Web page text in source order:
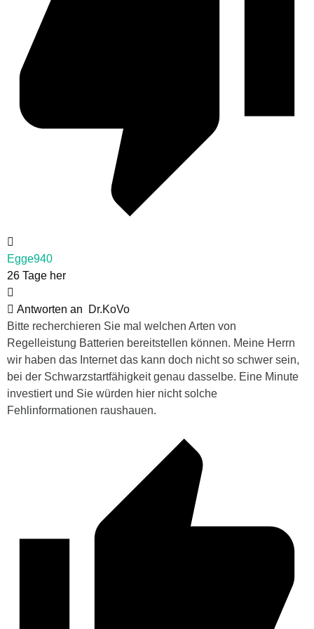
Egge940
26 Tage her
Antworten an
Dr.KoVo
Bitte recherchieren Sie mal welchen Arten von
Regelleistung Batterien bereitstellen können. Meine Herrn
wir haben das Internet das kann doch nicht so schwer sein,
bei der Schwarzstartfähigkeit genau dasselbe. Eine Minute
investiert und Sie würden hier nicht solche
Fehlinformationen raushauen.